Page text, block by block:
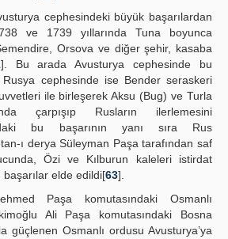
cephesindeki büyük başarılardan
ve 1739 yıllarında Tuna boyunca
Orsova ve diğer şehir, kasaba
]. Bu arada Avusturya cephesinde bu
Rusya cephesinde ise Bender seraskeri
ile birleşerek Aksu (Bug) ve Turla
çarpışıp Rusların ilerlemesini
bu başarının yanı sıra Rus
ı derya Süleyman Paşa tarafından saf
Özi ve Kılburun kaleleri istirdat
elde edildi[63].
Paşa komutasındaki Osmanlı
Ali Paşa komutasındaki Bosna
güçlenen Osmanlı ordusu Avusturya’ya